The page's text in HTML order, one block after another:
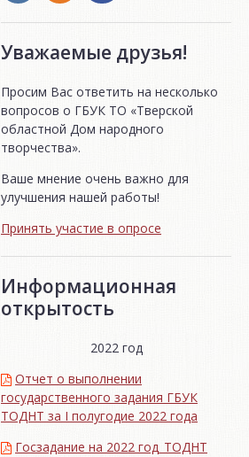
Уважаемые друзья!
Просим Вас ответить на несколько
вопросов о ГБУК ТО «Тверской
областной Дом народного
творчества».
Ваше мнение очень важно для
улучшения нашей работы!
Принять участие в опросе
Информационная
открытость
2022 год
Отчет о выполнении
государственного задания ГБУК
ТОДНТ за I полугодие 2022 года
Госзадание на 2022 год_ТОДНТ